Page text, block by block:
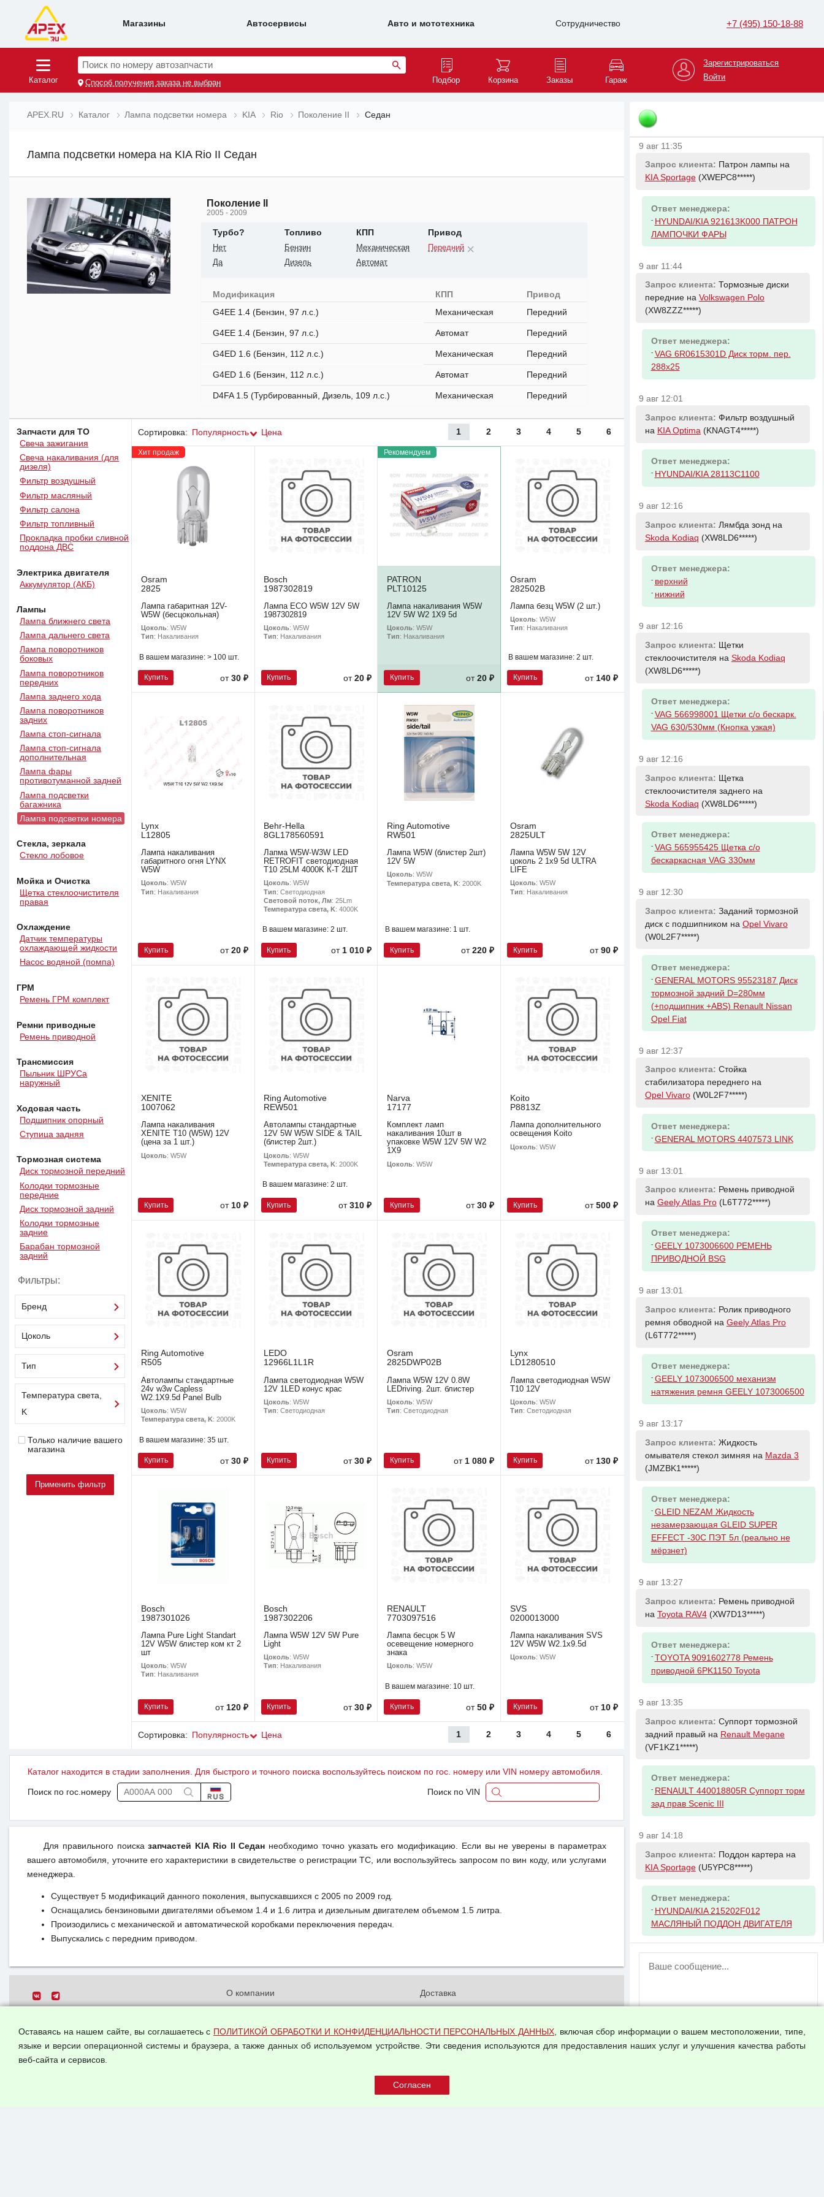
Магазины Автосервисы Авто и мототехника Сотрудничество +7 (495) 150-18-88
Каталог
Поиск по номеру автозапчасти
Способ получения заказа не выбран Подбор Корзина Заказы Гараж
Зарегистрироваться
Войти
APEX.RU Каталог Лампа подсветки номера KIA Rio Поколение II Седан
Лампа подсветки номера на KIA Rio II Седан
Поколение II
2005 - 2009
Турбо?
Нет
Да
Топливо
Бензин
Дизель
КПП
Механическая
Автомат
Привод
Передний
Модификация КПП
Привод
G4EE 1.4 (Бензин, 97 л.с.)
Механическая Передний
G4EE 1.4 (Бензин, 97 л.с.) Автомат Передний
G4ED 1.6 (Бензин, 112 л.с.) Механическая Передний
G4ED 1.6 (Бензин, 112 л.с.) Автомат Передний
D4FA 1.5 (Турбированный, Дизель, 109 л.с.) Механическая Передний
Запчасти для ТО
Свеча зажигания
Свеча накаливания (для
дизеля)
Фильтр воздушный
Фильтр масляный
Фильтр салона
Фильтр топливный
Прокладка пробки сливной
поддона ДВС
Электрика двигателя
Аккумулятор (АКБ)
Лампы
Лампа ближнего света
Лампа дальнего света
Лампа поворотников
боковых
Лампа поворотников
передних
Лампа заднего хода
Лампа поворотников
задних
Лампа стоп-сигнала
Лампа стоп-сигнала
дополнительная
Лампа фары
противотуманной задней
Лампа подсветки
багажника
Лампа подсветки номера
Стекла, зеркала
Стекло лобовое
Мойка и Очистка
Щетка стеклоочистителя
правая
Охлаждение
Датчик температуры
охлаждающей жидкости
Насос водяной (помпа)
ГРМ
Ремень ГРМ комплект
Ремни приводные
Ремень приводной
Трансмиссия
Пыльник ШРУСа
наружный
Ходовая часть
Подшипник опорный
Ступица задняя
Тормозная система
Диск тормозной передний
Колодки тормозные
передние
Диск тормозной задний
Колодки тормозные
задние
Барабан тормозной
задний
Фильтры:
Бренд
Цоколь
Тип
Температура света,
K
Только наличие вашего
магазина
Сортировка: Популярность Цена 1 2 3 4 5 6
Хит продаж
Osram
2825
Лампа габаритная 12V-
W5W (бесцокольная)
Цоколь: W5W
Тип: Накаливания
В вашем магазине: > 100 шт.
Купить от30 ₽
Bosch
1987302819
Лампа ECO W5W 12V 5W
1987302819
Цоколь: W5W
Тип: Накаливания
Купить от 20 ₽
Рекомендуем
PATRON
PLT10125
Лампа накаливания W5W
12V 5W W2 1X9 5d
Цоколь: W5W
Тип: Накаливания
Купить от20 ₽
Osram
282502B
Лампа безц W5W (2 шт.)
Цоколь: W5W
Тип: Накаливания
В вашем магазине: 2 шт.
Купить от 140 ₽
Lynx
L12805
Лампа накаливания
габаритного огня LYNX
W5W
Цоколь: W5W
Тип: Накаливания
Купить от20 ₽
Behr-Hella
8GL178560591
Лапма W5W-W3W LED
RETROFIT светодиодная
T10 25LM 4000K К-Т 2ШТ
Цоколь: W5W
Тип: Светодиодная
Световой поток, Лм: 25Lm
Температура света, K: 4000K
В вашем магазине: 2 шт.
Купить от 1 010 ₽
Ring Automotive
RW501
Лампа W5W (блистер 2шт)
12V 5W
Цоколь: W5W
Температура света, K: 2000K
В вашем магазине: 1 шт.
Купить от220 ₽
Osram
2825ULT
Лампа W5W 5W 12V
цоколь 2 1x9 5d ULTRA
LIFE
Цоколь: W5W
Тип: Накаливания
Купить от 90 ₽
XENITE
1007062
Лампа накаливания
XENITE T10 (W5W) 12V
(цена за 1 шт.)
Цоколь: W5W
Купить от10 ₽
Ring Automotive
REW501
Автолампы стандартные
12V 5W W5W SIDE & TAIL
(блистер 2шт.)
Цоколь: W5W
Температура света, K: 2000K
В вашем магазине: 2 шт.
Купить от 310 ₽
Narva
17177
Комплект ламп
накаливания 10шт в
упаковке W5W 12V 5W W2
1X9
Цоколь: W5W
Купить от30 ₽
Koito
P8813Z
Лампа дополнительного
освещения Koito
Цоколь: W5W
Купить от 500 ₽
Ring Automotive
R505
Автолампы стандартные
24v w3w Capless
W2.1X9.5d Panel Bulb
Цоколь: W5W
Температура света, K: 2000K
В вашем магазине: 35 шт.
Купить от30 ₽
LEDO
12966L1L1R
Лампа светодиодная W5W
12V 1LED конус крас
Цоколь: W5W
Тип: Светодиодная
Купить от 30 ₽
Osram
2825DWP02B
Лампа W5W 12V 0.8W
LEDriving. 2шт. блистер
Цоколь: W5W
Тип: Светодиодная
Купить от 1 080 ₽
Lynx
LD1280510
Лампа светодиодная W5W
T10 12V
Цоколь: W5W
Тип: Светодиодная
Купить от 130 ₽
Bosch
1987301026
Лампа Pure Light Standart
12V W5W блистер ком кт 2
шт
Цоколь: W5W
Тип: Накаливания
Купить от 120 ₽
Bosch
1987302206
Лампа W5W 12V 5W Pure
Light
Цоколь: W5W
Тип: Накаливания
Купить от 30 ₽
RENAULT
7703097516
Лампа бесцок 5 W
осевещение номерного
знака
Цоколь: W5W
В вашем магазине: 10 шт.
Купить от50 ₽
SVS
0200013000
Лампа накаливания SVS
12V W5W W2.1х9.5d
Цоколь: W5W
Купить от 10 ₽
Сортировка: Популярность Цена 1 2 3 4 5 6
Каталог находится в стадии заполнения. Для быстрого и точного поиска воспользуйтесь поиском по гос. номеру или VIN номеру автомобиля.
Поиск по гос.номеру Поиск по VIN
Для правильного поисказапчастей KIA Rio II Седан необходимо точно указать его модификацию. Если вы не уверены в параметрах
вашего автомобиля, уточните его характеристики в свидетельстве о регистрации ТС, или воспользуйтесь запросом по вин коду, или услугами
менеджера.
Существует 5 модификаций данного поколения, выпускавшихся с 2005 по 2009 год.
Оснащались бензиновыми двигателями объемом 1.4 и 1.6 литра и дизельным двигателем объемом 1.5 литра.
Произодились с механической и автоматической коробками переключения передач.
Выпускались с передним приводом.
Все права защищены.
О компании
данных
Доставка
Оплата и возвраты
Арендодателям
Оставаясь на нашем сайте, вы соглашаетесь с ПОЛИТИКОЙ ОБРАБОТКИ И КОНФИДЕНЦИАЛЬНОСТИ ПЕРСОНАЛЬНЫХ ДАННЫХ, включая сбор информации о вашем местоположении, типе,
языке и версии операционной системы и браузера, а также данных об используемом устройстве. Эти сведения используются для предоставления наших услуг и улучшения качества работы
веб-сайта и сервисов.
Поршень тормозной
Skoda Octavia
Ответ менеджера:
TOUAREG (7LA. 7L6. 7L7) 2002 - 2013
9 авг 11:35
Запрос клиента: Патрон лампы на
KIA Sportage(XWEPC8*****)
Ответ менеджера:
- HYUNDAI/KIA 921613K000 ПАТРОН
ЛАМПОЧКИ ФАРЫ
9 авг 11:44
Запрос клиента: Тормозные диски
передние на Volkswagen Polo
(XW8ZZZ*****)
Ответ менеджера:
- VAG 6R0615301D Диск торм. пер.
288x25
9 авг 12:01
Запрос клиента: Фильтр воздушный
на KIA Optima(KNAGT4*****)
Ответ менеджера:
- HYUNDAI/KIA 28113C1100
9 авг 12:16
Запрос клиента: Лямбда зонд на
Skoda Kodiaq (XW8LD6*****)
Ответ менеджера:
- верхний
- нижний
9 авг 12:16
Запрос клиента:
Щетки
стеклоочистителя на Skoda Kodiaq
(XW8LD6*****)
Ответ менеджера:
- VAG 566998001 Щетки с/о бескарк.
VAG 630/530мм (Кнопка узкая)
9 авг 12:16
Запрос клиента: Щетка
стеклоочистителя заднего на
Skoda Kodiaq (XW8LD6*****)
Ответ менеджера:
- VAG 565955425 Щетка с/о
бескаркасная VAG 330мм
9 авг 12:30
Запрос клиента: Заданий тормозной
диск с подшипником на Opel Vivaro
(W0L2F7*****)
Ответ менеджера:
- GENERAL MOTORS 95523187 Диск
тормозной задний D=280мм
(+подшипник +ABS) Renault Nissan
Opel Fiat
9 авг 12:37
Запрос клиента: Стойка
стабилизатора переднего на
Opel Vivaro(W0L2F7*****)
Ответ менеджера:
- GENERAL MOTORS 4407573 LINK
9 авг 13:01
Запрос клиента: Ремень приводной
на Geely Atlas Pro(L6T772*****)
Ответ менеджера:
- GEELY 1073006600 РЕМЕНЬ
ПРИВОДНОЙ BSG
9 авг 13:01
Запрос клиента: Ролик приводного
ремня обводной на Geely Atlas Pro
(L6T772*****)
Ответ менеджера:
- GEELY 1073006500 механизм
натяжения ремня GEELY 1073006500
9 авг 13:17
Запрос клиента: Жидкость
омывателя стекол зимняя на Mazda 3
(JMZBK1*****)
Ответ менеджера:
- GLEID NEZAM Жидкость
незамерзающая GLEID SUPER
EFFECT -30С ПЭТ 5л (реально не
мёрзнет)
9 авг 13:27
Запрос клиента: Ремень приводной
на Toyota RAV4(XW7D13*****)
Ответ менеджера:
- TOYOTA 9091602778 Ремень
приводной 6PK1150 Toyota
9 авг 13:35
Запрос клиента: Суппорт тормозной
задний правый на Renault Megane
(VF1KZ1*****)
Ответ менеджера:
- RENAULT 440018805R Суппорт торм
зад прав Scenic III
9 авг 14:18
Запрос клиента: Поддон картера на
KIA Sportage(U5YPC8*****)
Ответ менеджера:
- HYUNDAI/KIA 215202F012
МАСЛЯНЫЙ ПОДДОН ДВИГАТЕЛЯ
ВНИМАНИЕ!
пользователей временно отключена!
аккаунт.